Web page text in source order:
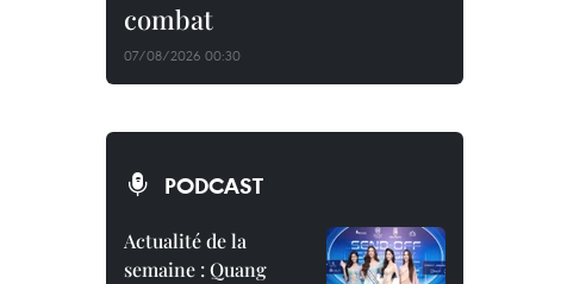
combat
07/08/2026 00:30
PODCAST
Actualité de la
semaine : Quang